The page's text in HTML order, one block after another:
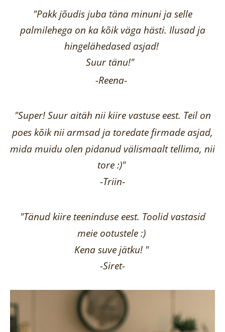
"Pakk jõudis juba täna minuni ja selle
palmilehega on ka kõik väga hästi. Ilusad ja
hingelähedased asjad!
Suur tänu!"
-Reena-
"Super! Suur aitäh nii kiire vastuse eest. Teil on
poes kõik nii armsad ja toredate firmade asjad,
mida muidu olen pidanud välismaalt tellima, nii
tore :)"
-Triin-
"Tänud kiire teeninduse eest. Toolid vastasid
meie ootustele :)
Kena suve jätku! "
-Siret-